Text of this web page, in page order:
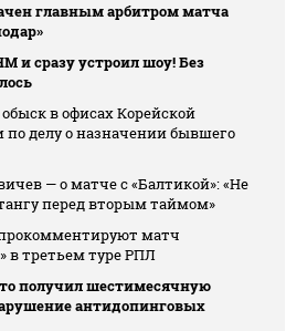
главным арбитром матча
и сразу устроил шоу! Без
в офисах Корейской
по делу о назначении бывшего
— о матче с «Балтикой»: «Не
перед вторым таймом»
матч
в третьем туре РПЛ
получил шестимесячную
антидопинговых